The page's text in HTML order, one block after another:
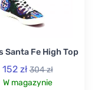
Santa Fe High Top
152 zł 304 zł
W magazynie